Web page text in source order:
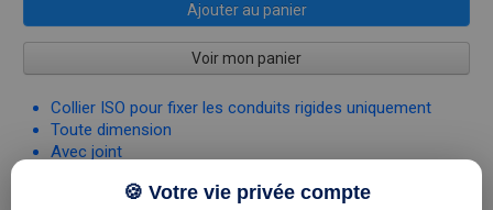
Ajouter au panier
Voir mon panier
Collier ISO pour fixer les conduits rigides uniquement
Toute dimension
Avec joint
🍪 Votre vie privée compte